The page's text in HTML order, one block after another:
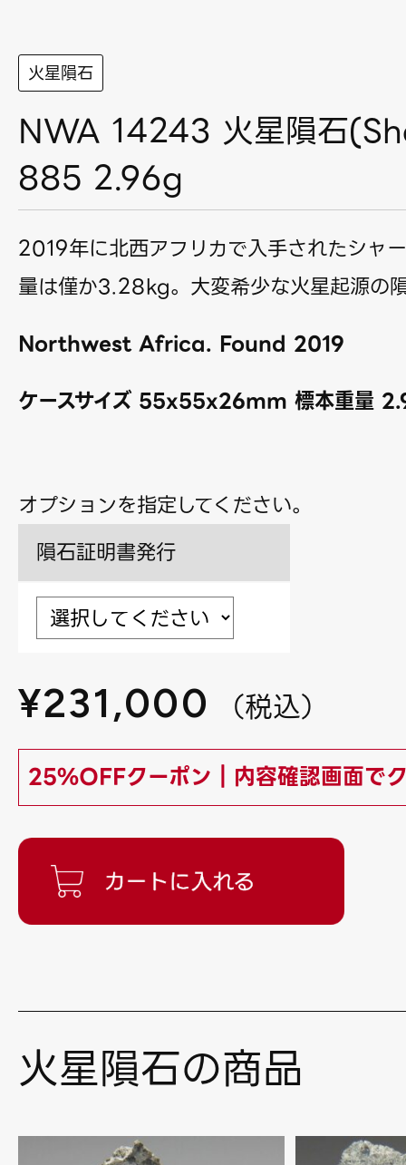
火星隕石
NWA 14243 火星隕石
885 2.96g
2019年に北西アフリカで入手されたシャ
量は僅か3.28kg。大変希少な火星起源の
Northwest Africa. Found 2019
ケースサイズ 55x55x26mm 標本重量
オプションを指定してください。
隕石証明書発行
¥231,000 （税込）
25%OFFクーポン｜内容確認画面で
火星隕石の商品